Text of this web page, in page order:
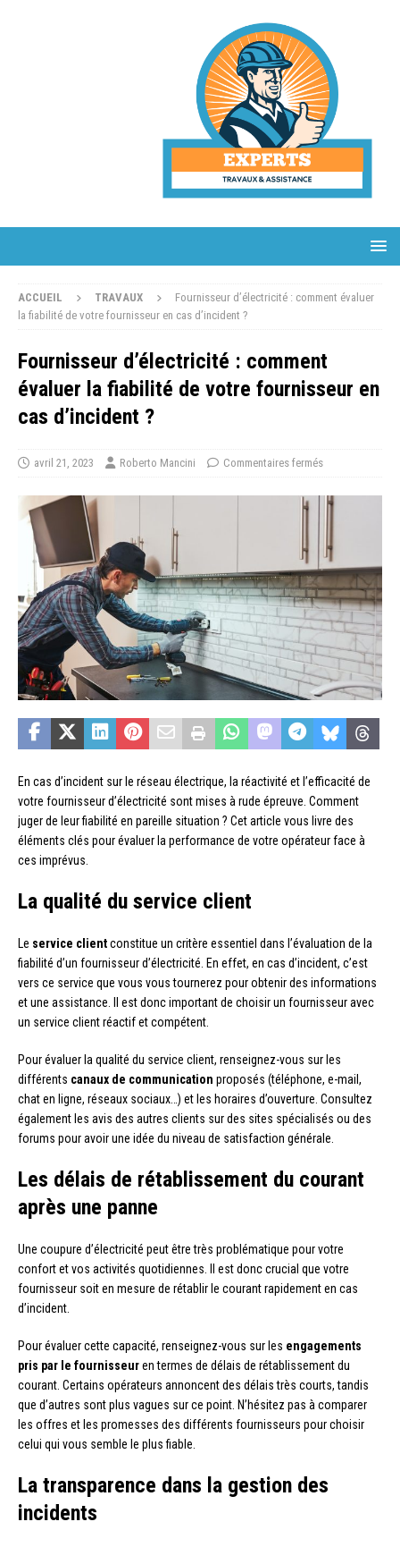
ACCUEIL TRAVAUX
Fournisseur d’électricité : comment évaluer
la fiabilité de votre fournisseur en cas d’incident ?
Fournisseur d’électricité : comment
évaluer la fiabilité de votre fournisseur en
cas d’incident ?
avril 21, 2023 Roberto Mancini Commentaires fermés
En cas d’incident sur le réseau électrique, la réactivité et l’efficacité de
votre fournisseur d’électricité sont mises à rude épreuve. Comment
juger de leur fiabilité en pareille situation ? Cet article vous livre des
éléments clés pour évaluer la performance de votre opérateur face à
ces imprévus.
La qualité du service client
Le service clientconstitue un critère essentiel dans l’évaluation de la
fiabilité d’un fournisseur d’électricité. En effet, en cas d’incident, c’est
vers ce service que vous vous tournerez pour obtenir des informations
et une assistance. Il est donc important de choisir un fournisseur avec
un service client réactif et compétent.
Pour évaluer la qualité du service client, renseignez-vous sur les
différents canaux de communication proposés (téléphone, e-mail,
chat en ligne, réseaux sociaux…) et les horaires d’ouverture. Consultez
également les avis des autres clients sur des sites spécialisés ou des
forums pour avoir une idée du niveau de satisfaction générale.
Les délais de rétablissement du courant
après une panne
Une coupure d’électricité peut être très problématique pour votre
confort et vos activités quotidiennes. Il est donc crucial que votre
fournisseur soit en mesure de rétablir le courant rapidement en cas
d’incident.
Pour évaluer cette capacité, renseignez-vous sur les engagements
pris par le fournisseuren termes de délais de rétablissement du
courant. Certains opérateurs annoncent des délais très courts, tandis
que d’autres sont plus vagues sur ce point. N’hésitez pas à comparer
les offres et les promesses des différents fournisseurs pour choisir
celui qui vous semble le plus fiable.
La transparence dans la gestion des
incidents